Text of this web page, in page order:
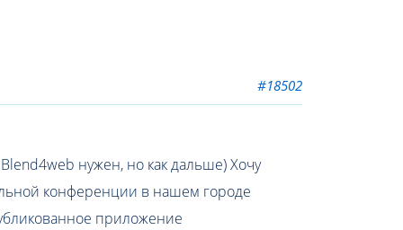
#18502
нужен, но как дальше) Хочу
конференции в нашем городе
приложение